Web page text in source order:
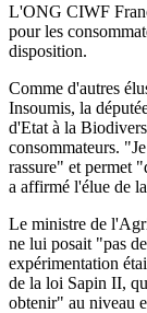
L'ONG CIWF
pour les
disposition.
Comme d'autres
Insoumis, la
d'Etat à la
consommateurs.
rassure" et permet
a affirmé l'élue de
Le ministre de
ne lui posait "pas
expérimentation
de la loi Sapin II,
obtenir" au niveau